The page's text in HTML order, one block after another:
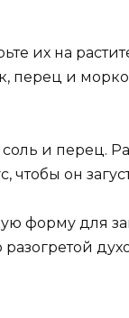
их на
перец и
и перец.
чтобы он
форму для